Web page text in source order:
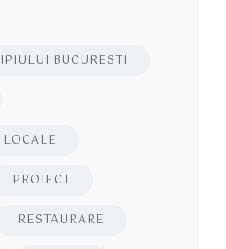
BUCURESTI
PROIECT
RESTAURARE